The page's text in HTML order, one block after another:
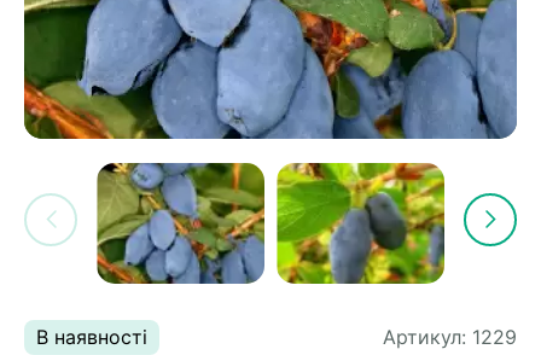
В наявності Артикул: 1229